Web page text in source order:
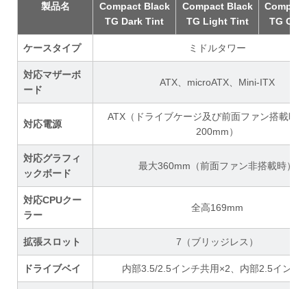
製品名
Compact Black
TG Dark Tint
Compact Black
TG Light Tint
TG
ケースタイプ ミドルタワー
対応マザーボ
ード
ATX、microATX、Mini-ITX
対応電源
ATX（ドライブケージ及び前面ファン搭載時
200mm）
対応グラフィ
ックボード
最大360mm（前面ファン非搭載時）
対応CPUクー
ラー
全高169mm
拡張スロット 7（ブリッジレス）
ドライブベイ 内部3.5/2.5インチ共用×2、内部2.5インチ